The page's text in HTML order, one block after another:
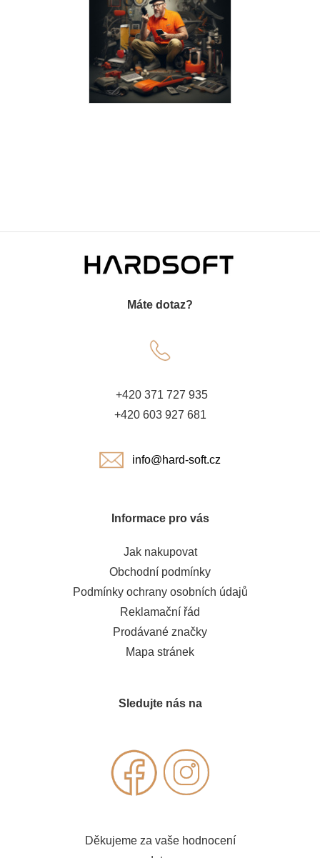
Máte dotaz?
+420 371 727 935
+420 603 927 681
info@hard-soft.cz
Informace pro vás
Jak nakupovat
Obchodní podmínky
Podmínky ochrany osobních údajů
Reklamační řád
Prodávané značky
Mapa stránek
Sledujte nás na
Děkujeme za vaše hodnocení